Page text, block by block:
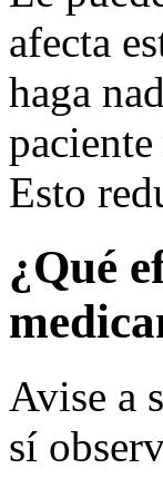
afecta
haga
Esto
¿Qué
Avise a
sí